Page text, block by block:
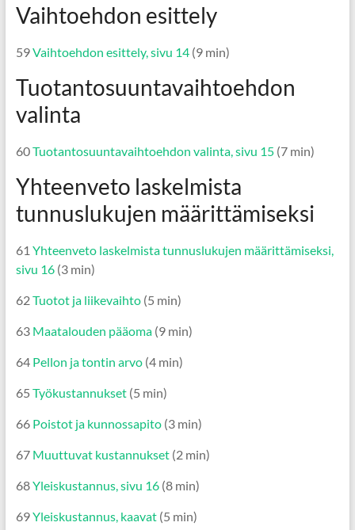
Vaihtoehdon esittely
59Vaihtoehdon esittely, sivu 14(9 min)
Tuotantosuuntavaihtoehdon
valinta
60Tuotantosuuntavaihtoehdon valinta, sivu 15(7 min)
Yhteenveto laskelmista
tunnuslukujen määrittämiseksi
61 Yhteenveto laskelmista tunnuslukujen määrittämiseksi,
sivu 16(3 min)
62Tuotot ja liikevaihto(5 min)
63 Maatalouden pääoma(9 min)
64 Pellon ja tontin arvo(4 min)
65 Työkustannukset(5 min)
66 Poistot ja kunnossapito(3 min)
67 Muuttuvat kustannukset(2 min)
68Yleiskustannus, sivu 16(8 min)
69Yleiskustannus, kaavat(5 min)